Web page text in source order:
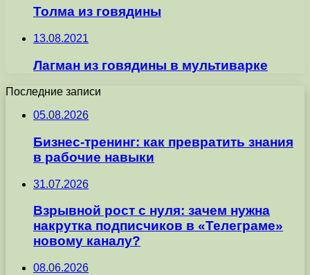
Толма из говядины
13.08.2021
Лагман из говядины в мультиварке
Последние записи
05.08.2026
Бизнес-тренинг: как превратить знания
в рабочие навыки
31.07.2026
Взрывной рост с нуля: зачем нужна
накрутка подписчиков в «Телеграме»
новому каналу?
08.06.2026